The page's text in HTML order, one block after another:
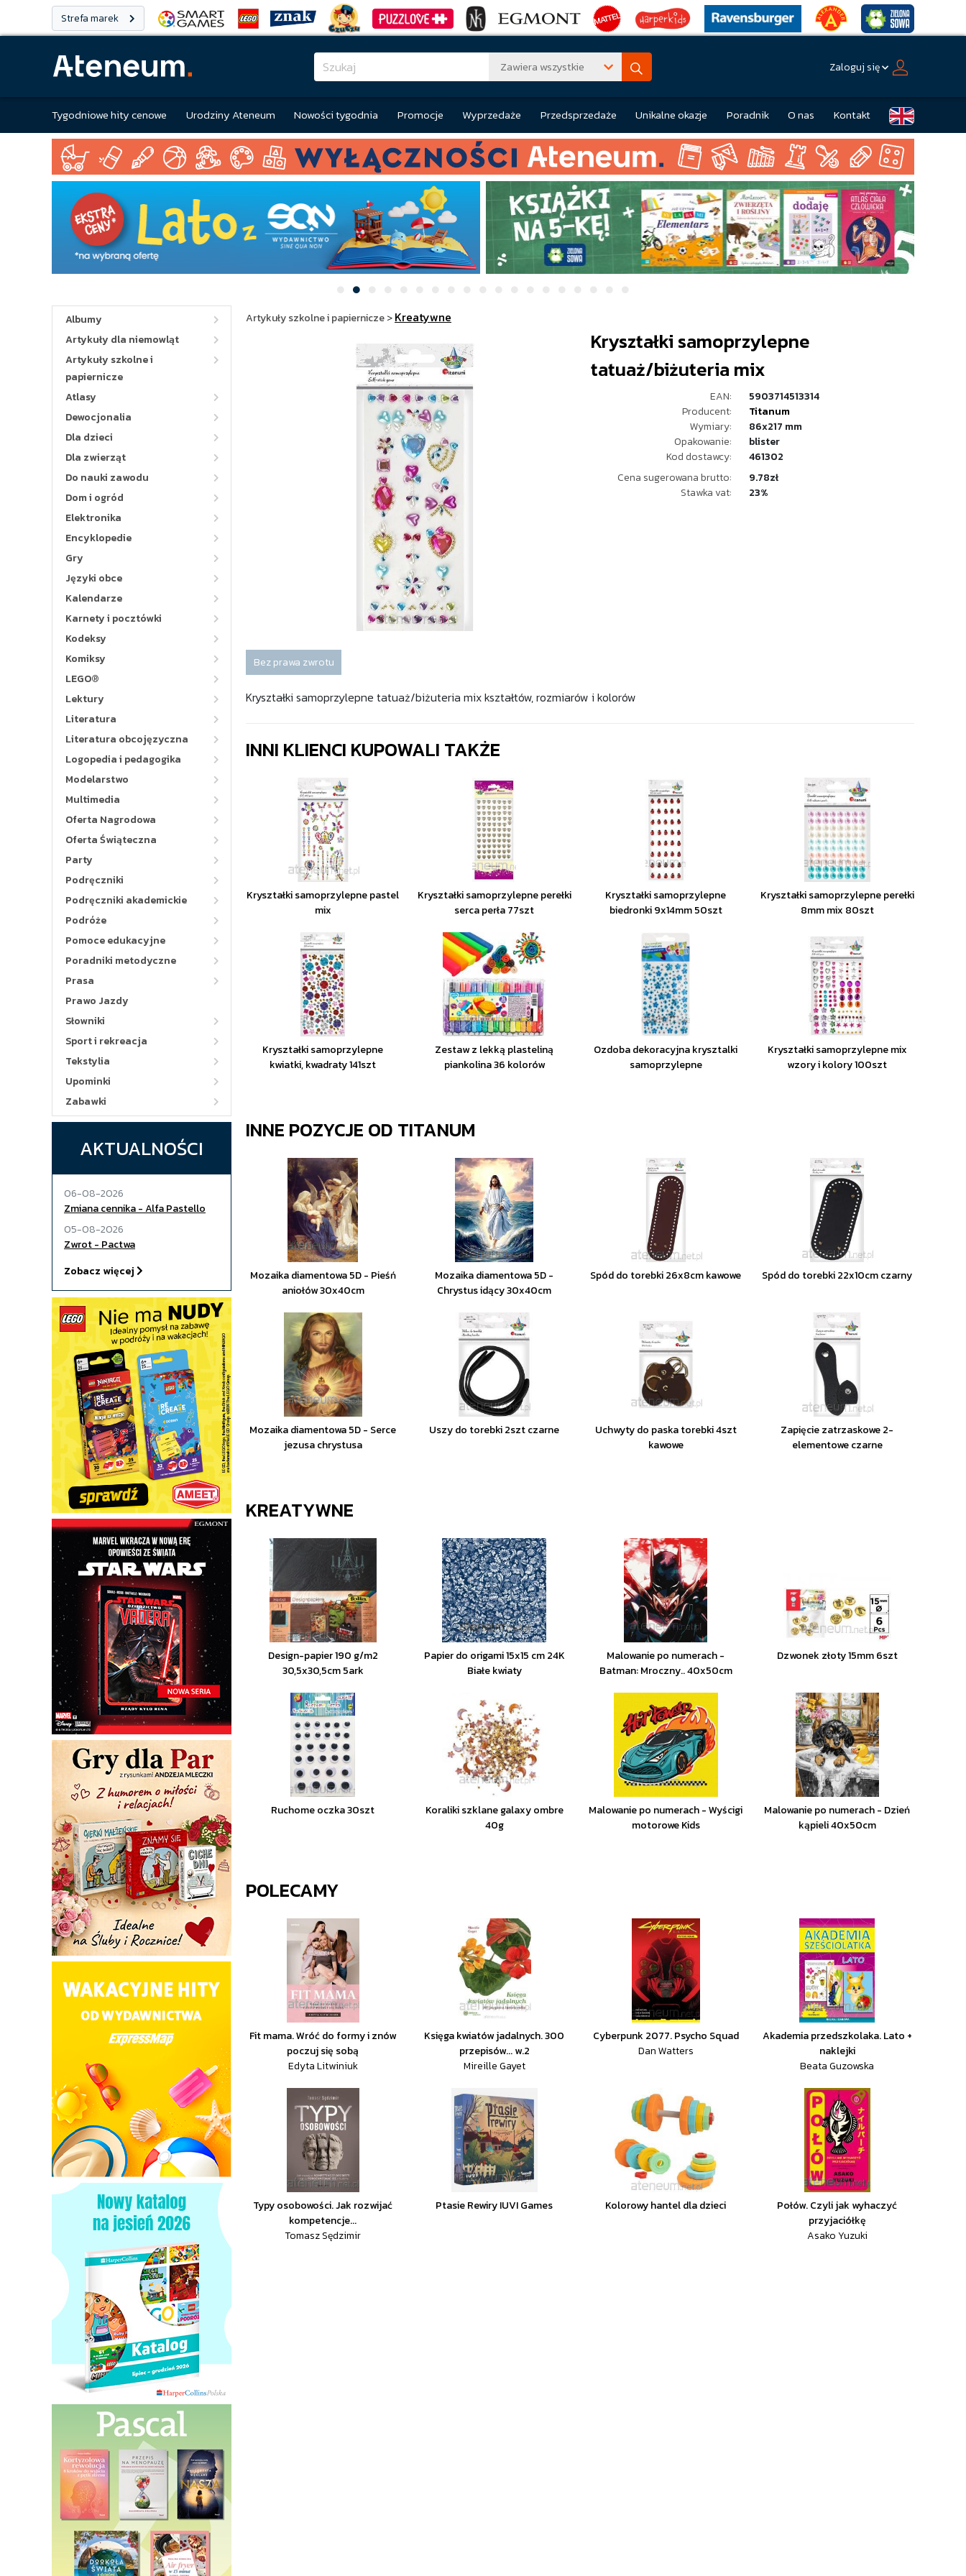
Strefa marek
Zawiera wszystkie Zaloguj się
Tygodniowe hity cenowe Urodziny Ateneum Nowości tygodnia Promocje Wyprzedaże Przedsprzedaże Unikalne okazje Poradnik O nas Kontakt
Albumy
Artykuły dla niemowląt
Artykuły szkolne i
papiernicze
Atlasy
Dewocjonalia
Dla dzieci
Dla zwierząt
Do nauki zawodu
Dom i ogród
Elektronika
Encyklopedie
Gry
Języki obce
Kalendarze
Karnety i pocztówki
Kodeksy
Komiksy
LEGO®
Lektury
Literatura
Literatura obcojęzyczna
Logopedia i pedagogika
Modelarstwo
Multimedia
Oferta Nagrodowa
Oferta Świąteczna
Party
Podręczniki
Podręczniki akademickie
Podróże
Pomoce edukacyjne
Poradniki metodyczne
Prasa
Prawo Jazdy
Słowniki
Sport i rekreacja
Tekstylia
Upominki
Zabawki
AKTUALNOŚCI
06-08-2026
Zmiana cennika - Alfa Pastello
05-08-2026
Zwrot - Pactwa
Zobacz więcej
Artykuły szkolne i papiernicze>Kreatywne
Kryształki samoprzylepne
tatuaż/biżuteria mix
EAN:
5903714513314
Producent:
Titanum
Wymiary:
86x217 mm
Opakowanie:
blister
Kod dostawcy:
461302
Cena sugerowana brutto:
9.78zł
Stawka vat:
23%
Bez prawa zwrotu
Kryształki samoprzylepne tatuaż/biżuteria mix kształtów, rozmiarów i kolorów
INNI KLIENCI KUPOWALI TAKŻE
Kryształki samoprzylepne pastel
mix
Kryształki samoprzylepne perełki
serca perła 77szt
Kryształki samoprzylepne
biedronki 9x14mm 50szt
Kryształki samoprzylepne perełki
8mm mix 80szt
Kryształki samoprzylepne
kwiatki, kwadraty 141szt
Zestaw z lekką plasteliną
piankolina 36 kolorów
Ozdoba dekoracyjna krysztalki
samoprzylepne
Kryształki samoprzylepne mix
wzory i kolory 100szt
INNE POZYCJE OD TITANUM
Mozaika diamentowa 5D - Pieśń
aniołów 30x40cm
Mozaika diamentowa 5D -
Chrystus idący 30x40cm
Spód do torebki 26x8cm kawowe Spód do torebki 22x10cm czarny
Mozaika diamentowa 5D - Serce
jezusa chrystusa
Uszy do torebki 2szt czarne
Uchwyty do paska torebki 4szt
kawowe
Zapięcie zatrzaskowe 2-
elementowe czarne
KREATYWNE
Design-papier 190 g/m2
30,5x30,5cm 5ark
Papier do origami 15x15 cm 24K
Białe kwiaty
Malowanie po numerach -
Batman: Mroczny.. 40x50cm
Dzwonek złoty 15mm 6szt
Ruchome oczka 30szt
Koraliki szklane galaxy ombre
40g
Malowanie po numerach - Wyścigi
motorowe Kids
Malowanie po numerach - Dzień
kąpieli 40x50cm
POLECAMY
Fit mama. Wróć do formy i znów
poczuj się sobą
Edyta Litwiniuk
Księga kwiatów jadalnych. 300
przepisów... w.2
Mireille Gayet
Cyberpunk 2077. Psycho Squad
Dan Watters
Akademia przedszkolaka. Lato +
naklejki
Beata Guzowska
Typy osobowości. Jak rozwijać
kompetencje...
Tomasz Sędzimir
Ptasie Rewiry IUVI Games Kolorowy hantel dla dzieci
Połów. Czyli jak wyhaczyć
przyjaciółkę
Asako Yuzuki